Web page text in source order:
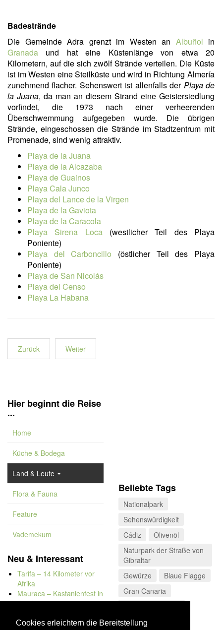
Cookies erleichtern die Bereitstellung
Badestrände
Die Gemeinde Adra grenzt im Westen an Albuñol in
Granada und hat eine Küstenlänge von etwa 20
Kilometern, auf die sich zwölf Strände verteilen. Die Küste
ist im Westen eine Steilküste und wird in Richtung Almería
zunehmend flacher. Sehenswert ist allenfalls der Playa de
la Juana, da man an diesem Strand eine Geistersiedlung
vorfindet, die 1973 nach einer verheerenden
Überschwemmung aufgegeben wurde. Die übrigen
Strände, eingeschossen die Strände im Stadtzentrum mit
Promenade, sind wenig attraktiv.
Playa de la Juana
Playa de la Alcazaba
Playa de Guainos
Playa Cala Junco
Playa del Lance de la Virgen
Playa de la Gaviota
Playa de la Caracola
Playa Sirena Loca(westlicher Teil des Playa
Poniente)
Playa del Carboncillo (östlicher Teil des Playa
Poniente)
Playa de San Nicolás
Playa del Censo
Playa La Habana
Zurück Weiter
Hier beginnt die Reise
...
Home
Küche & Bodega
Land & Leute
Flora & Fauna
Feature
Vademekum
Neu & Interessant
Tarifa – 14 Kilometer vor
Afrika
Mauraca – Kastanienfest in
Capileira
Bolonia
Beliebte Tags
Nationalpark
Sehenswürdigkeit
Cádiz
Olivenöl
Naturpark der Straße von
Gibraltar
Gewürze
Blaue Flagge
Gran Canaria
Kulinarisches